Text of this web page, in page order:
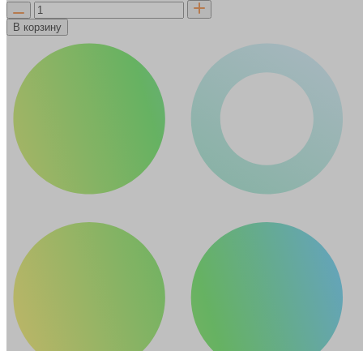
В корзину